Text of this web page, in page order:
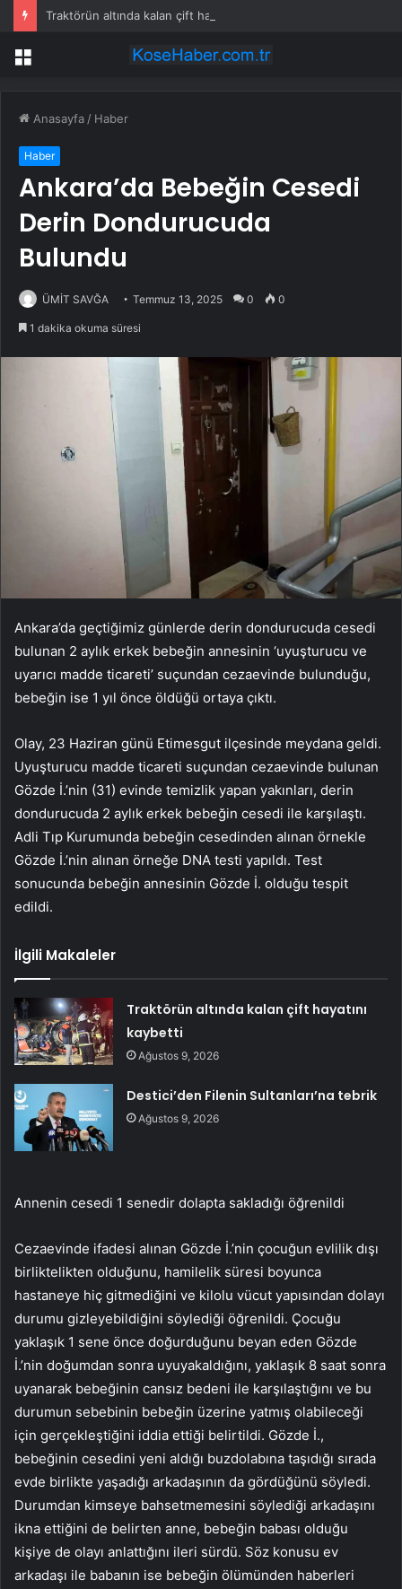
Traktörün altında kalan çift hayatını kaybetti
Menü
Anasayfa / Haber
Haber
Ankara’da Bebeğin Cesedi
Derin Dondurucuda
Bulundu
ÜMİT SAVĞA Temmuz 13, 2025 0 0
1 dakika okuma süresi
Ankara’da geçtiğimiz günlerde derin dondurucuda cesedi
bulunan 2 aylık erkek bebeğin annesinin ‘uyuşturucu ve
uyarıcı madde ticareti’ suçundan cezaevinde bulunduğu,
bebeğin ise 1 yıl önce öldüğü ortaya çıktı.
Olay, 23 Haziran günü Etimesgut ilçesinde meydana geldi.
Uyuşturucu madde ticareti suçundan cezaevinde bulunan
Gözde İ.’nin (31) evinde temizlik yapan yakınları, derin
dondurucuda 2 aylık erkek bebeğin cesedi ile karşılaştı.
Adli Tıp Kurumunda bebeğin cesedinden alınan örnekle
Gözde İ.’nin alınan örneğe DNA testi yapıldı. Test
sonucunda bebeğin annesinin Gözde İ. olduğu tespit
edildi.
İlgili Makaleler
Traktörün altında kalan çift hayatını
kaybetti
Ağustos 9, 2026
Destici’den Filenin Sultanları’na tebrik
Ağustos 9, 2026
Annenin cesedi 1 senedir dolapta sakladığı öğrenildi
Cezaevinde ifadesi alınan Gözde İ.’nin çocuğun evlilik dışı
birliktelikten olduğunu, hamilelik süresi boyunca
hastaneye hiç gitmediğini ve kilolu vücut yapısından dolayı
durumu gizleyebildiğini söylediği öğrenildi. Çocuğu
yaklaşık 1 sene önce doğurduğunu beyan eden Gözde
İ.’nin doğumdan sonra uyuyakaldığını, yaklaşık 8 saat sonra
uyanarak bebeğinin cansız bedeni ile karşılaştığını ve bu
durumun sebebinin bebeğin üzerine yatmış olabileceği
için gerçekleştiğini iddia ettiği belirtildi. Gözde İ.,
bebeğinin cesedini yeni aldığı buzdolabına taşıdığı sırada
evde birlikte yaşadığı arkadaşının da gördüğünü söyledi.
Durumdan kimseye bahsetmemesini söylediği arkadaşını
ikna ettiğini de belirten anne, bebeğin babası olduğu
kişiye de olayı anlattığını ileri sürdü. Söz konusu ev
arkadaşı ile babanın ise bebeğin ölümünden haberleri